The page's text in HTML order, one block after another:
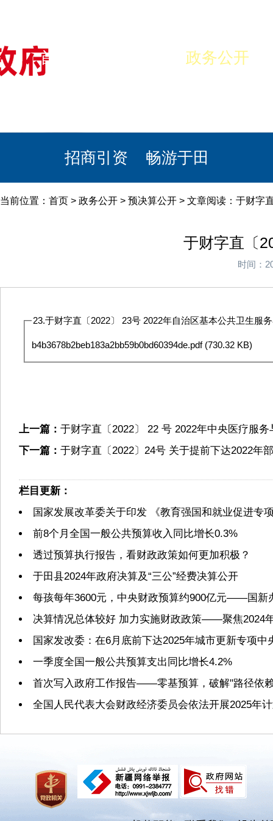
首页 政务公开
招商引资 畅游于田
当前位置： 首页 > 政务公开 > 预决算公开 > 文章阅读：于财字
于财字直〔
时间：
23.于财字直〔2022〕 23号 2022年自治区基本公共卫生服
b4b3678b2beb183a2bb59b0bd60394de.pdf(730.32 KB)
上一篇： 于财字直〔2022〕 22 号 2022年中央医疗服
下一篇： 于财字直〔2022〕24号 关于提前下达2022年
栏目更新：
国家发展改革委关于印发 《教育强国和就业促进专
前8个月全国一般公共预算收入同比增长0.3%
透过预算执行报告，看财政政策如何更加积极？
于田县2024年政府决算及“三公”经费决算公开
每孩每年3600元，中央财政预算约900亿元——国新
决算情况总体较好 加力实施财政政策——聚焦2024
国家发改委：在6月底前下达2025年城市更新专项中
一季度全国一般公共预算支出同比增长4.2%
首次写入政府工作报告——零基预算，破解"路径依
全国人民代表大会财政经济委员会依法开展2025年